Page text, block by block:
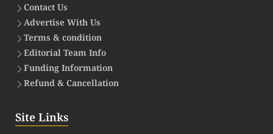
Contact Us
Advertise With Us
Terms & condition
Editorial Team Info
Funding Information
Refund & Cancellation
Site Links